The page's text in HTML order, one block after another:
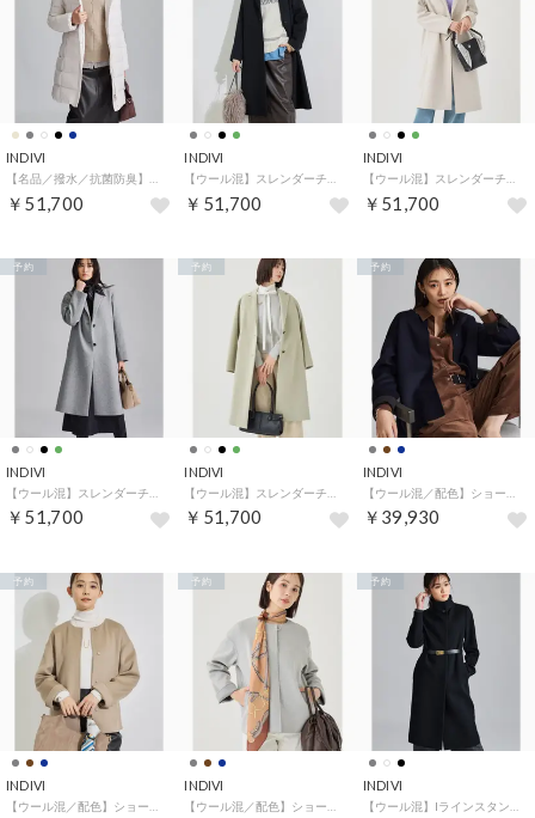
INDIVI
￥51,700
INDIVI
￥51,700
INDIVI
￥51,700
INDIVI
￥51,700
予約
INDIVI
￥51,700
予約
INDIVI
￥39,930
予約
INDIVI
予約
INDIVI
予約
INDIVI
予約